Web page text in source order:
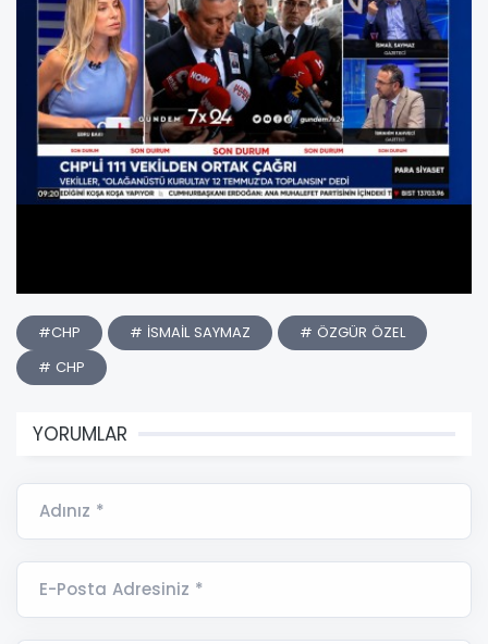
#CHP # İSMAİL SAYMAZ
# ÖZGÜR ÖZEL
# CHP
YORUMLAR
Adınız *
E-Posta Adresiniz *